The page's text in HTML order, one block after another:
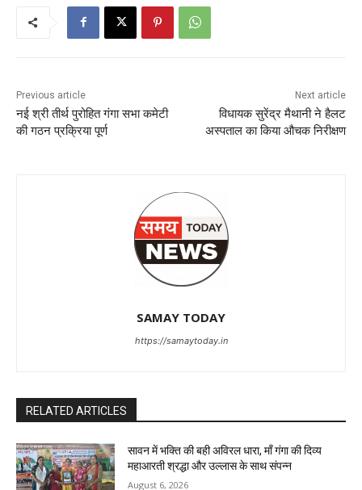
Previous article
नई श्री तीर्थ पुरोहित गंगा सभा कमेटी
की गठन प्रक्रिया पूर्ण
Next article
विधायक सुरेंद्र मैथानी ने हैलट
अस्पताल का किया औचक निरीक्षण
SAMAY TODAY
https://samaytoday.in
RELATED ARTICLES
सावन में भक्ति की बही अविरल धारा, माँ गंगा की दिव्य
महाआरती श्रद्धा और उल्लास के साथ संपन्न
August 6, 2026